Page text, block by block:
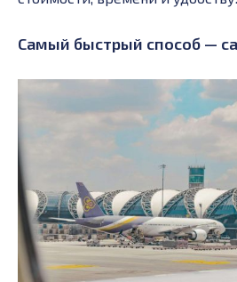
Самый быстрый способ —